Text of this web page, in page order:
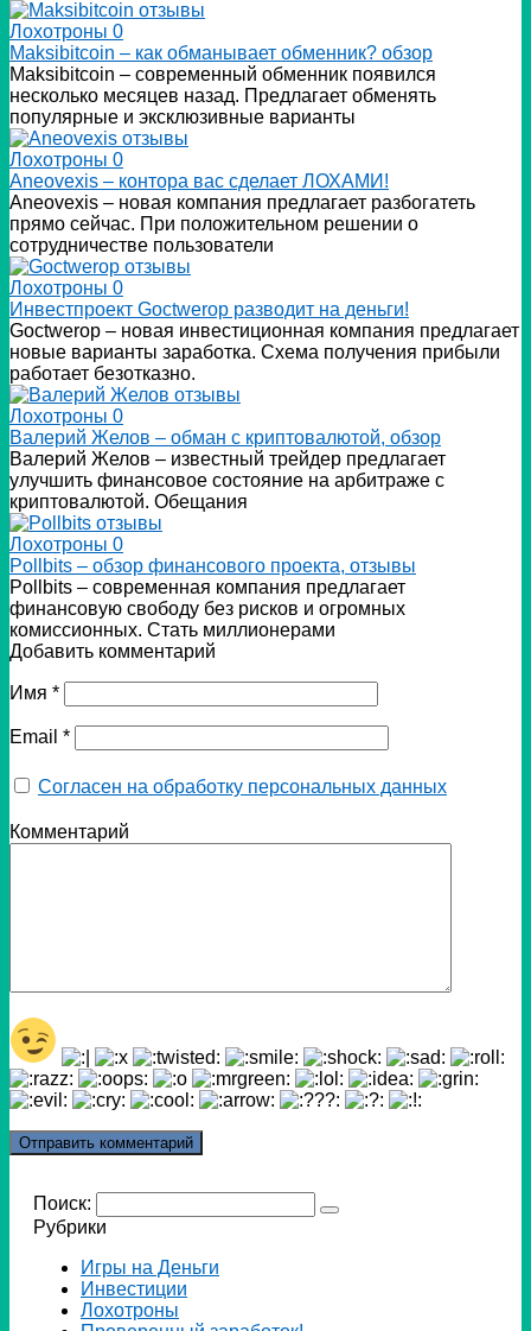
Лохотроны 0
Мaksibitcoin – как обманывает обменник? обзор
Мaksibitcoin – современный обменник появился
несколько месяцев назад. Предлагает обменять
популярные и эксклюзивные варианты
Лохотроны 0
Аneovexis – контора вас сделает ЛОХАМИ!
Аneovexis – новая компания предлагает разбогатеть
прямо сейчас. При положительном решении о
сотрудничестве пользователи
Лохотроны 0
Инвестпроект Goctwerop разводит на деньги!
Goctwerop – новая инвестиционная компания предлагает
новые варианты заработка. Схема получения прибыли
работает безотказно.
Лохотроны 0
Валерий Желов – обман с криптовалютой, обзор
Валерий Желов – известный трейдер предлагает
улучшить финансовое состояние на арбитраже с
криптовалютой. Обещания
Лохотроны 0
Pollbits – обзор финансового проекта, отзывы
Pollbits – современная компания предлагает
финансовую свободу без рисков и огромных
комиссионных. Стать миллионерами
Добавить комментарий
Имя *
Email *
Согласен на обработку персональных данных
Комментарий
Поиск:
Рубрики
Игры на Деньги
Инвестиции
Лохотроны